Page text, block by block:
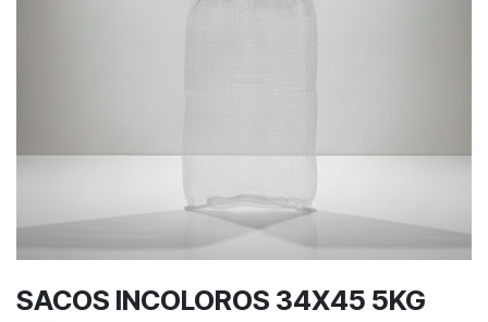
SACOS INCOLOROS 34X45 5KG